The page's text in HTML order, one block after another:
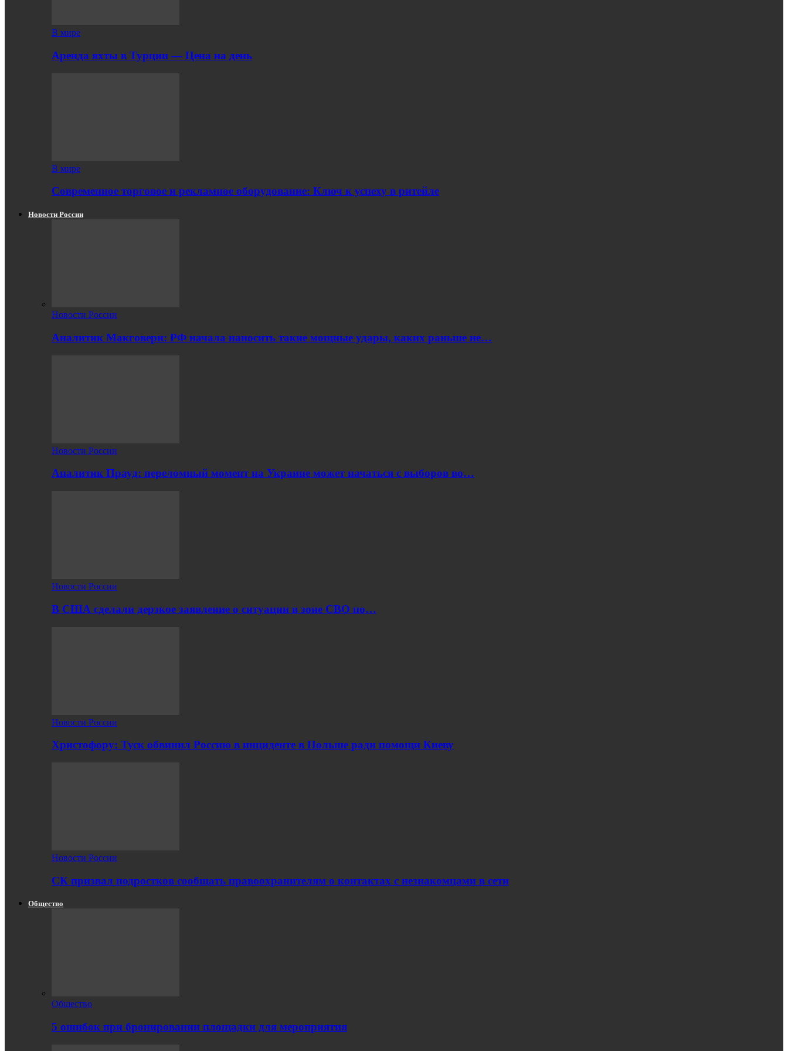
В мире
Аренда яхты в Турции — Цена на день
В мире
Современное торговое и рекламное оборудование: Ключ к успеху в ритейле
Новости России
Новости России
Аналитик Макговерн: РФ начала наносить такие мощные удары, каких раньше не…
Новости России
Аналитик Прауд: переломный момент на Украине может начаться с выборов во…
Новости России
В США сделали дерзкое заявление о ситуации в зоне СВО по…
Новости России
Христофору: Туск обвинил Россию в инциденте в Польше ради помощи Киеву
Новости России
СК призвал подростков сообщать правоохранителям о контактах с незнакомцами в сети
Общество
Общество
5 ошибок при бронировании площадки для мероприятия